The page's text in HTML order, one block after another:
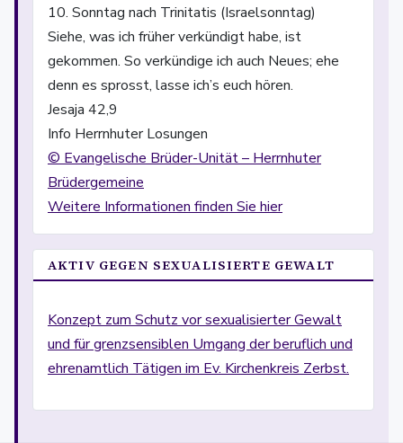
10. Sonntag nach Trinitatis (Israelsonntag)
Siehe, was ich früher verkündigt habe, ist
gekommen. So verkündige ich auch Neues; ehe
denn es sprosst, lasse ich’s euch hören.
Jesaja 42,9
Info Herrnhuter Losungen
© Evangelische Brüder-Unität – Herrnhuter
Brüdergemeine
Weitere Informationen finden Sie hier
AKTIV GEGEN SEXUALISIERTE GEWALT
Konzept zum Schutz vor sexualisierter Gewalt
und für grenzsensiblen Umgang der beruflich und
ehrenamtlich Tätigen im Ev. Kirchenkreis Zerbst.